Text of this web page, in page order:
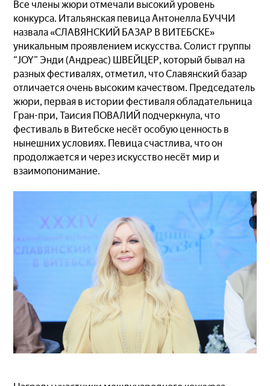
Все члены жюри отмечали высокий уровень
конкурса. Итальянская певица Антонелла БУЧЧИ
назвала «СЛАВЯНСКИЙ БАЗАР В ВИТЕБСКЕ»
уникальным проявлением искусства. Солист группы
“JOY” Энди (Андреас) ШВЕЙЦЕР, который бывал на
разных фестивалях, отметил, что Славянский базар
отличается очень высоким качеством. Председатель
жюри, первая в истории фестиваля обладательница
Гран-при, Таисия ПОВАЛИЙ подчеркнула, что
фестиваль в Витебске несёт особую ценность в
нынешних условиях. Певица счастлива, что он
продолжается и через искусство несёт мир и
взаимопонимание.